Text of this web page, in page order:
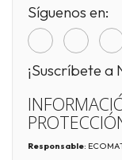
Síguenos en:
¡Suscríbete a
Responsable: